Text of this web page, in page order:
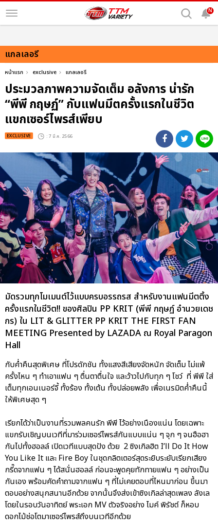
N
แกลเลอรี
หน้าแรก exclusive แกลเลอรี
ประมวลภาพความจัดเต็ม อลังการ น่ารัก
“พีพี กฤษฏ์” กับแฟนมีตครั้งแรกในชีวิต
แขกเซอร์ไพรส์เพียบ
EXCLUSIVE : 7 มี.ค. 2566
มัดรวมทุกโมเมนต์ไว้แบบครบอรรถรส สำหรับงานแฟนมีตติ้ง
ครั้งแรกในชีวิต!! ของศิลปิน PP KRIT (พีพี กฤษฏ์ อำนวยเดช
กร) ใน LIT & GLITTER PP KRIT THE FIRST FAN
MEETING Presented by LAZADA ณ Royal Paragon
Hall
กับค่ำคืนสุดพิเศษ ที่โปรดักชัน ทั้งแสงสีเสียงจัดหนัก จัดเต็ม ไม่แพ้
ครั้งไหน ๆ ทำเอาแฟน ๆ ตื่นตาตื่นใจ และว้าวไปกับทุก ๆ โชว์ ที่ พีพี ใส่
เต็มทุกเอนเนอร์จี้ ทั้งร้อง ทั้งเต้น ทั้งปล่อยพลัง เพื่อเนรมิตค่ำคืนนี้
ให้พิเศษสุด ๆ
เรียกได้ว่าเป็นงานที่รวมพลคนรัก พีพี ไว้อย่างเนืองแน่น โดยเฉพาะ
แขกรับเชิญบนเวทีที่มาร่วมเซอร์ไพรส์กันแบบแน่น ๆ จุก ๆ จนฮือฮา
กันไปทั้งฮอลล์ เปิดเวทีแบบสุดปัง ด้วย 2 ซิงเกิลฮิต I’ll Do It How
You Like It และ Fire Boy ในชุดกลิตเตอร์สุดระยิบระยับเรียกเสียง
กรี๊ดจากแฟน ๆ ได้สนั่นฮอลล์ ก่อนจะพูดคุยทักทายแฟน ๆ อย่างเป็น
กันเอง พร้อมคัดคำถามจากแฟน ๆ ที่ไม่เคยตอบที่ไหนมาก่อน ขึ้นมา
ตอบอย่างสนุกสนานอีกด้วย จากนั้นจึงส่งเข้าซิงเกิลล่าสุดเพลง ลังเล
โดยในรอบวันอาทิตย์ พระเอก MV ตัวจริงอย่าง ไมค์ พิรัชต์ ก็หอบ
ดอกไม้ช่อโตมาเซอร์ไพรส์ถึงบนเวทีอีกด้วย